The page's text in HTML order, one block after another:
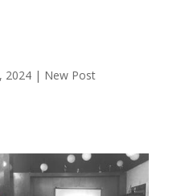
2024| New Post